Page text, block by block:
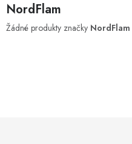
Domácnost
NordFlam
Žádné produkty značky NordFlam